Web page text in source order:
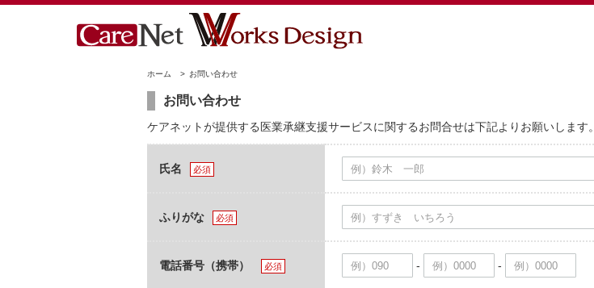
ホーム > お問い合わせ
お問い合わせ
ケアネットが提供する医業承継支援サービスに関するお問合せは下記よりお願いします。
氏名 必須
ふりがな 必須
電話番号（携帯） 必須 - -